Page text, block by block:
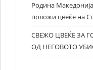
Родина
положи цвеќе на
СВЕЖО ЦВЕЌЕ ЗА
ОД НЕГОВОТО